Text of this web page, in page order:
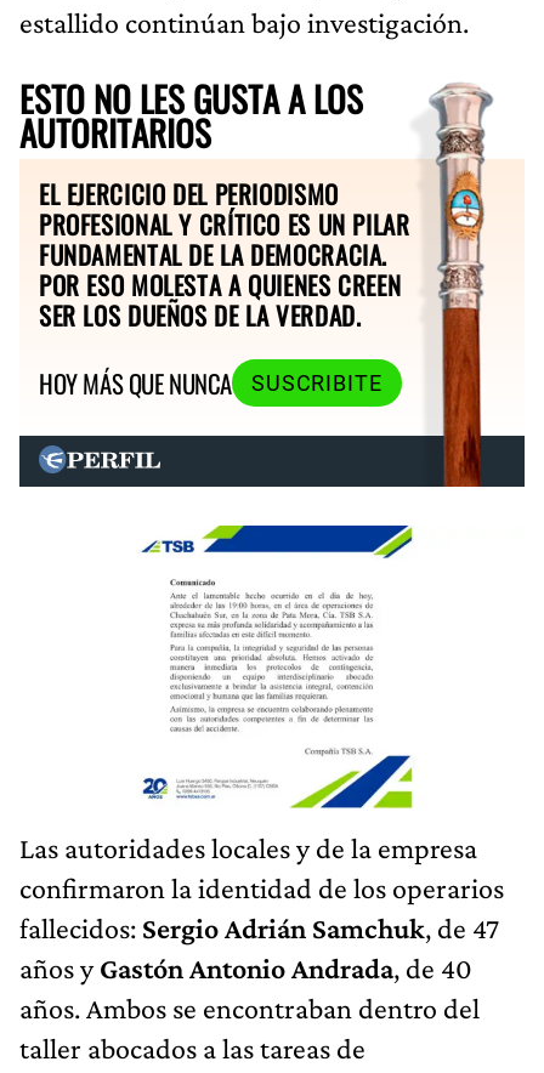
estallido continúan bajo investigación.
ESTO NO LES GUSTA A LOS
AUTORITARIOS
EL EJERCICIO DEL PERIODISMO
PROFESIONAL Y CRÍTICO ES UN PILAR
FUNDAMENTAL DE LA DEMOCRACIA.
POR ESO MOLESTA A QUIENES CREEN
SER LOS DUEÑOS DE LA VERDAD.
HOY MÁS QUE NUNCA
SUSCRIBITE
Las autoridades locales y de la empresa
confirmaron la identidad de los operarios
fallecidos: Sergio Adrián Samchuk, de 47
años yGastón Antonio Andrada, de 40
años. Ambos se encontraban dentro del
taller abocados a las tareas de